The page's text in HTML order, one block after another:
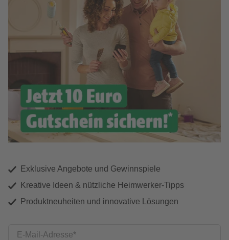
Exklusive Angebote und Gewinnspiele
Kreative Ideen & nützliche Heimwerker-Tipps
Produktneuheiten und innovative Lösungen
E-Mail-Adresse